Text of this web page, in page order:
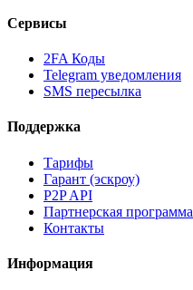
Сервисы
2FA Коды
Telegram уведомления
SMS пересылка
Поддержка
Тарифы
Гарант (эскроу)
P2P API
Партнерская программа
Контакты
Информация